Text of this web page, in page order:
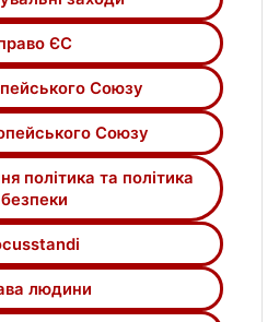
на геополітичні
за участю Росії та
проблеми, які
цих заходів.
ЄС
Союзу
Союзу
політика та політика
безпеки
людини